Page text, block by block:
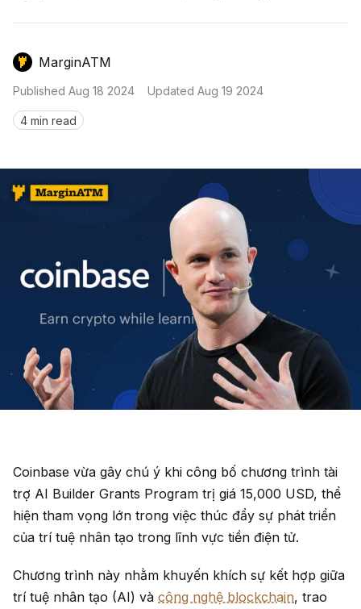
MarginATM
Published Aug 18 2024 Updated Aug 19 2024
4 min read
Coinbase vừa gây chú ý khi công bố chương trình tài
trợ AI Builder Grants Program trị giá 15,000 USD, thể
hiện tham vọng lớn trong việc thúc đẩy sự phát triển
của trí tuệ nhân tạo trong lĩnh vực tiền điện tử.
Chương trình này nhằm khuyến khích sự kết hợp giữa
trí tuệ nhân tạo (AI) và công nghệ blockchain, trao